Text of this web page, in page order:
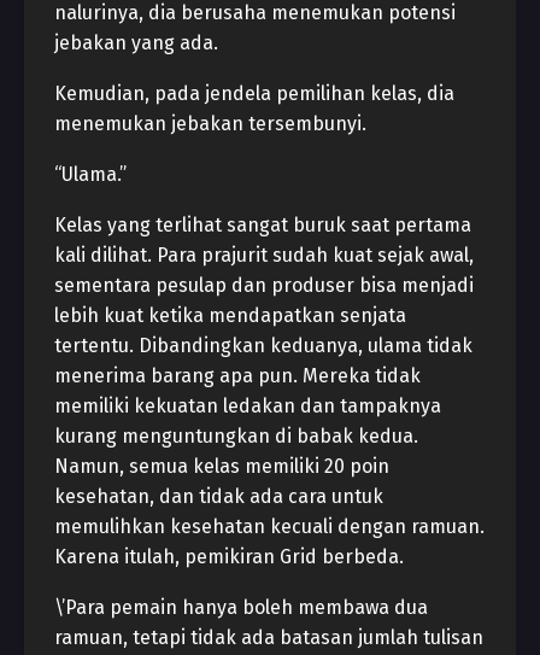
nalurinya, dia berusaha menemukan potensi
jebakan yang ada.
Kemudian, pada jendela pemilihan kelas, dia
menemukan jebakan tersembunyi.
“Ulama.”
Kelas yang terlihat sangat buruk saat pertama
kali dilihat. Para prajurit sudah kuat sejak awal,
sementara pesulap dan produser bisa menjadi
lebih kuat ketika mendapatkan senjata
tertentu. Dibandingkan keduanya, ulama tidak
menerima barang apa pun. Mereka tidak
memiliki kekuatan ledakan dan tampaknya
kurang menguntungkan di babak kedua.
Namun, semua kelas memiliki 20 poin
kesehatan, dan tidak ada cara untuk
memulihkan kesehatan kecuali dengan ramuan.
Karena itulah, pemikiran Grid berbeda.
\’Para pemain hanya boleh membawa dua
ramuan, tetapi tidak ada batasan jumlah tulisan